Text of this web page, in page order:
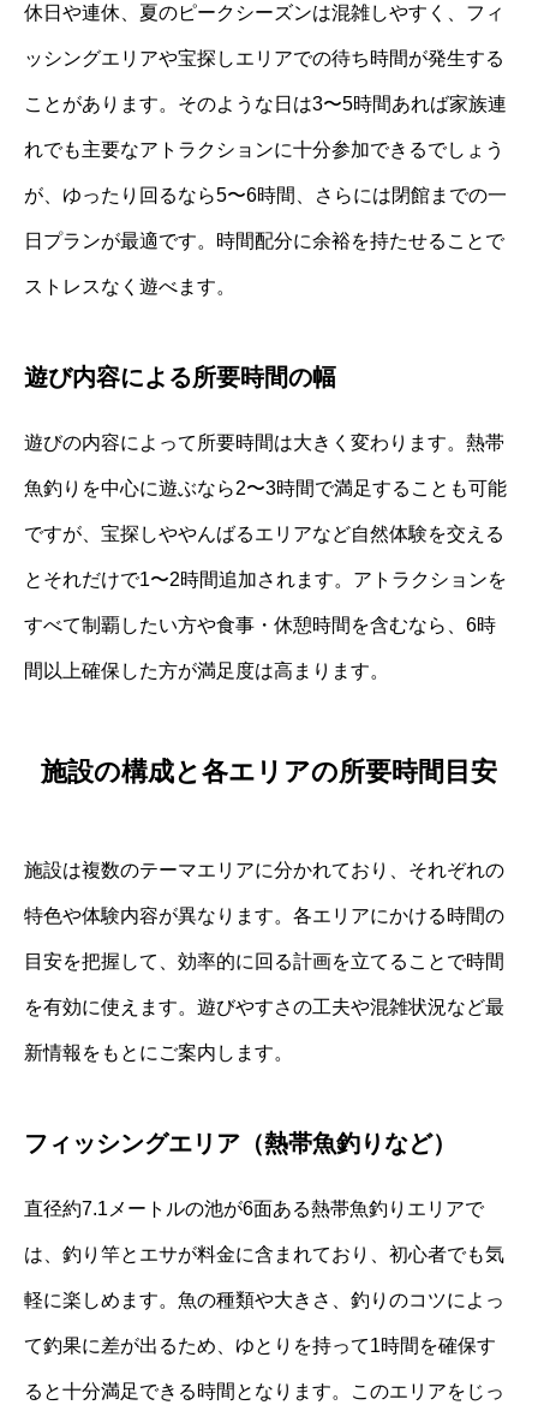
休日や連休、夏のピークシーズンは混雑しやすく、フィ
ッシングエリアや宝探しエリアでの待ち時間が発生する
ことがあります。そのような日は3〜5時間あれば家族連
れでも主要なアトラクションに十分参加できるでしょう
が、ゆったり回るなら5〜6時間、さらには閉館までの一
日プランが最適です。時間配分に余裕を持たせることで
ストレスなく遊べます。
遊び内容による所要時間の幅
遊びの内容によって所要時間は大きく変わります。熱帯
魚釣りを中心に遊ぶなら2〜3時間で満足することも可能
ですが、宝探しややんばるエリアなど自然体験を交える
とそれだけで1〜2時間追加されます。アトラクションを
すべて制覇したい方や食事・休憩時間を含むなら、6時
間以上確保した方が満足度は高まります。
施設の構成と各エリアの所要時間目安
施設は複数のテーマエリアに分かれており、それぞれの
特色や体験内容が異なります。各エリアにかける時間の
目安を把握して、効率的に回る計画を立てることで時間
を有効に使えます。遊びやすさの工夫や混雑状況など最
新情報をもとにご案内します。
フィッシングエリア（熱帯魚釣りなど）
直径約7.1メートルの池が6面ある熱帯魚釣りエリアで
は、釣り竿とエサが料金に含まれており、初心者でも気
軽に楽しめます。魚の種類や大きさ、釣りのコツによっ
て釣果に差が出るため、ゆとりを持って1時間を確保す
ると十分満足できる時間となります。このエリアをじっ